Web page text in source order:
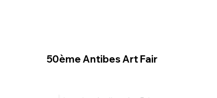
50ème Antibes Art Fair